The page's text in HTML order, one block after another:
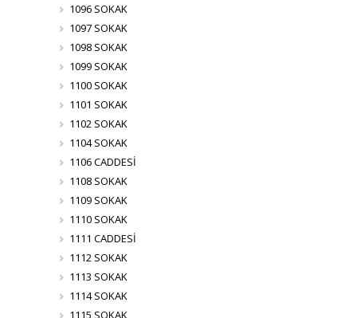
1096 SOKAK
1097 SOKAK
1098 SOKAK
1099 SOKAK
1100 SOKAK
1101 SOKAK
1102 SOKAK
1104 SOKAK
1106 CADDESİ
1108 SOKAK
1109 SOKAK
1110 SOKAK
1111 CADDESİ
1112 SOKAK
1113 SOKAK
1114 SOKAK
1115 SOKAK